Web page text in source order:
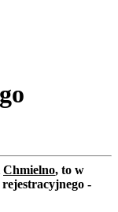
Chmielno, to w
-